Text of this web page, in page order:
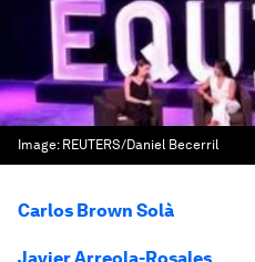
Image: REUTERS/Daniel Becerril
Carlos Brown Solà